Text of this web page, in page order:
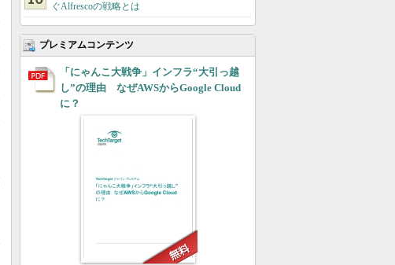
ぐAlfrescoの戦略とは
プレミアムコンテンツ
「にゃんこ大戦争」インフラ“大引っ越
し”の理由 なぜAWSからGoogle Cloud
に？